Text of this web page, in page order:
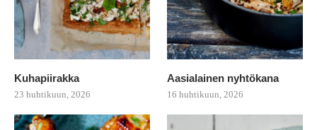
Kuhapiirakka
23 huhtikuun, 2026
Aasialainen nyhtökana
16 huhtikuun, 2026